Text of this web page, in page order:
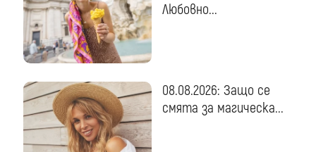
Любовно...
08.08.2026: Защо се
смята за магическа...